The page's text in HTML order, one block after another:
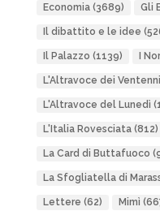
Economia(3689) Gli
Il dibattito e le idee
Il Palazzo (1139) I
L'Altravoce dei Ventenni
L'Altravoce del Lunedì
L'Italia Rovesciata(812)
La Card di Buttafuoco
La Sfogliatella di
Lettere (62) Mimì